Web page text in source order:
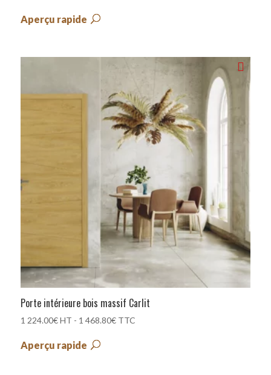
Aperçu rapide
Porte intérieure bois massif Carlit
1 224.00€ HT - 1 468.80€TTC
Aperçu rapide